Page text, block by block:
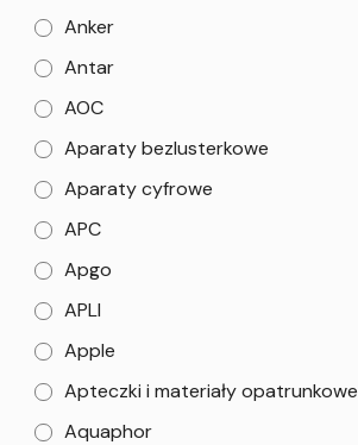
Anker
Antar
AOC
Aparaty bezlusterkowe
Aparaty cyfrowe
APC
Apgo
APLI
Apple
Apteczki i materiały opatrunkowe
Aquaphor